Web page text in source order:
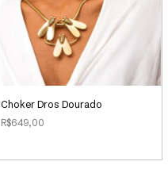
Choker Dros Dourado
R$649,00